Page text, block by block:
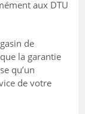
aux DTU
de
la garantie
qu’un
de votre